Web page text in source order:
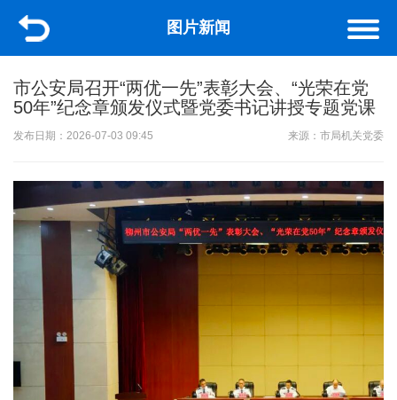
图片新闻
市公安局召开“两优一先”表彰大会、“光荣在党
50年”纪念章颁发仪式暨党委书记讲授专题党课
发布日期：2026-07-03 09:45 来源：市局机关党委